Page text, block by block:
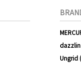
dazzlin
Ungrid